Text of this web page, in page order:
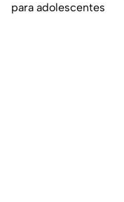
para adolescentes